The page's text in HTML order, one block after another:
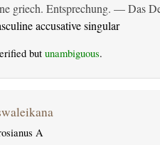
griech. Entsprechung. — Das
accusative singular
but unambiguous.
A